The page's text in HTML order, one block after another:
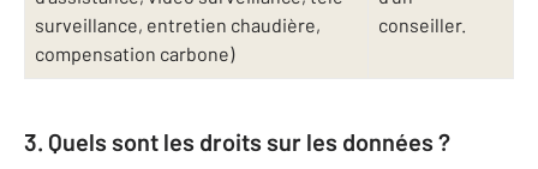
surveillance, entretien chaudière,
compensation carbone)
conseiller.
3. Quels sont les droits sur les données ?